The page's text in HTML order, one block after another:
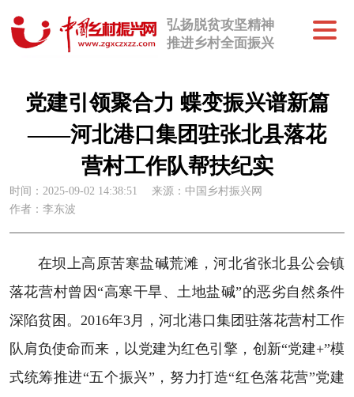
弘扬脱贫攻坚精神
推进乡村全面振兴
党建引领聚合力 蝶变振兴谱新篇
——河北港口集团驻张北县落花
营村工作队帮扶纪实
时间：2025-09-02 14:38:51
来源：中国乡村振兴网
作者：李东波
在坝上高原苦寒盐碱荒滩，河北省张北县公会镇
落花营村曾因“高寒干旱、土地盐碱”的恶劣自然条件
深陷贫困。2016年3月，河北港口集团驻落花营村工作
队肩负使命而来，以党建为红色引擎，创新“党建+”模
式统筹推进“五个振兴”，努力打造“红色落花营”党建